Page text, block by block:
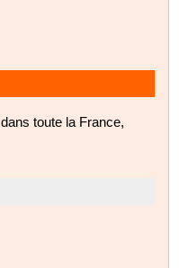
toute la France,